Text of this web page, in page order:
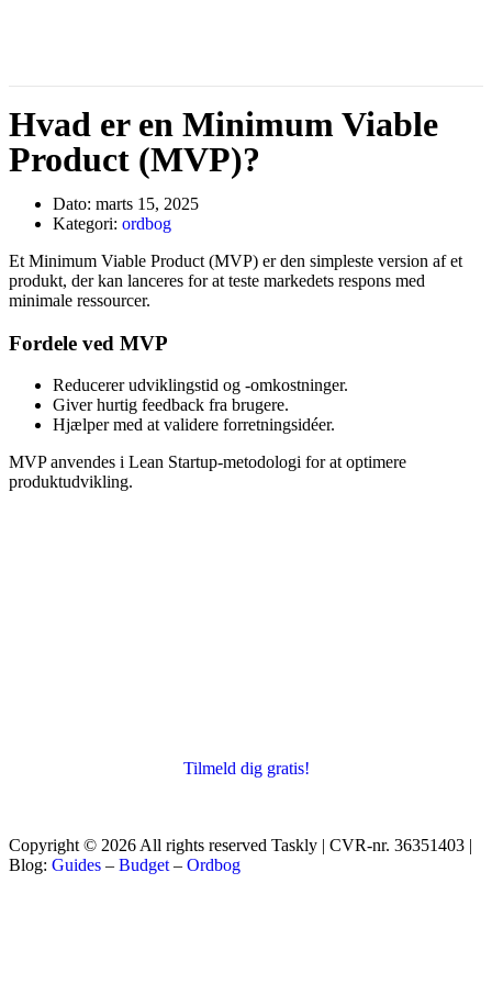
Hvad er en Minimum Viable
Product (MVP)?
Dato: marts 15, 2025
Kategori: ordbog
Et Minimum Viable Product (MVP) er den simpleste version af et
produkt, der kan lanceres for at teste markedets respons med
minimale ressourcer.
Fordele ved MVP
Reducerer udviklingstid og -omkostninger.
Giver hurtig feedback fra brugere.
Hjælper med at validere forretningsidéer.
MVP anvendes i Lean Startup-metodologi for at optimere
produktudvikling.
Tilmeld dig gratis!
Copyright © 2026 All rights reserved Taskly | CVR-nr. 36351403 |
Blog: Guides – Budget – Ordbog